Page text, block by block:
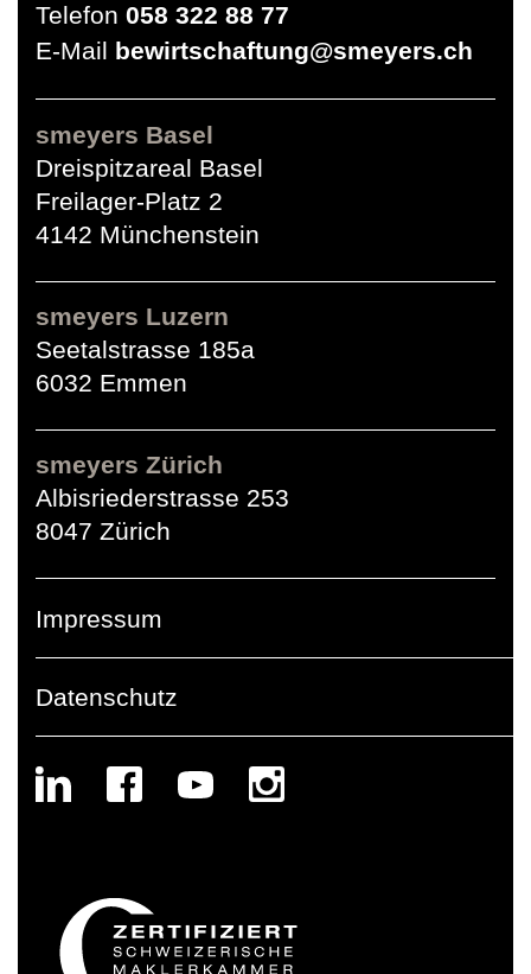
Telefon 058 322 88 77
E-Mail bewirtschaftung@smeyers.ch
smeyers Basel
Dreispitzareal Basel
Freilager-Platz 2
4142 Münchenstein
smeyers Luzern
Seetalstrasse 185a
6032 Emmen
smeyers Zürich
Albisriederstrasse 253
8047 Zürich
Impressum
Datenschutz